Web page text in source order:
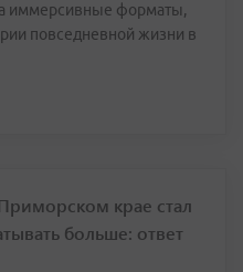
иммерсивные форматы,
повседневной жизни в
крае стал
больше: ответ